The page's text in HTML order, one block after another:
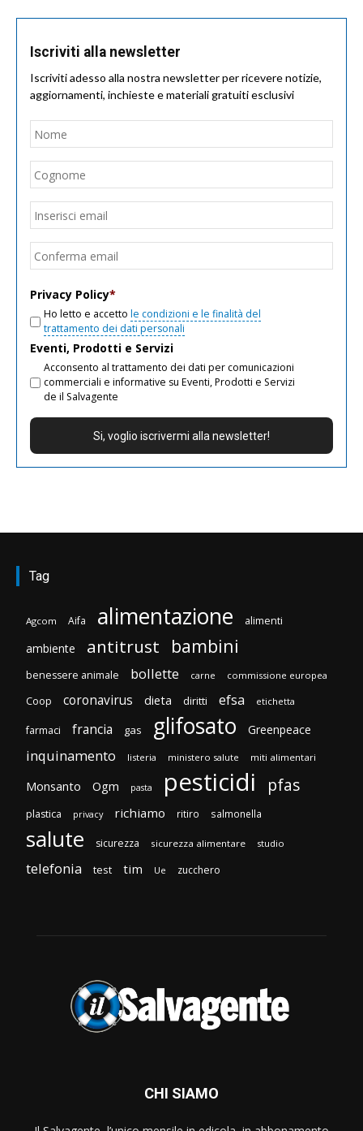
Iscriviti alla newsletter
Iscriviti adesso alla nostra newsletter per ricevere notizie,
aggiornamenti, inchieste e materiali gratuiti esclusivi
Nome
Email
Privacy Policy*
Ho letto e accetto le condizioni e le finalità del
trattamento dei dati personali
Eventi, Prodotti e Servizi
Acconsento al trattamento dei dati per comunicazioni
commerciali e informative su Eventi, Prodotti e Servizi
de il Salvagente
Tag
Agcom Aifa alimentazione alimenti
ambiente antitrust bambini
benessere animale bollette carne commissione europea
Coop coronavirus dieta diritti efsa etichetta
farmaci francia gas glifosato Greenpeace
inquinamento listeria ministero salute miti alimentari
Monsanto Ogm pasta pesticidi pfas
plastica privacy richiamo ritiro salmonella
salute sicurezza sicurezza alimentare studio
telefonia test tim Ue zucchero
CHI SIAMO